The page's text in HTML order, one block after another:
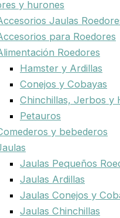
y hurones
Jaulas
para Roedores
Roedores
Hamster y Ardillas
Conejos y Cobayas
Chinchillas, Jerbos y
Petauros
y bebederos
Jaulas Pequeños
Jaulas Ardillas
Jaulas Conejos y
Jaulas Chinchillas